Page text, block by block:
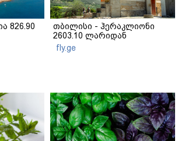
826.90
თბილისი - ჰერაკლიონი
2603.10 ლარიდან
fly.ge